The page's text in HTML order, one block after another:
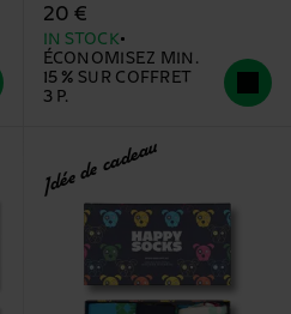
20 €
IN STOCK
ÉCONOMISEZ MIN.
15 % SUR COFFRET
3 P.
Idée de cadeau